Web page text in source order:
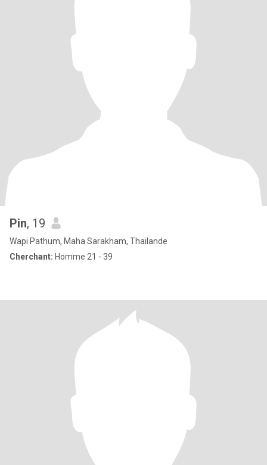
Pin, 19
Wapi Pathum, Maha Sarakham, Thailande
Cherchant: Homme 21 - 39